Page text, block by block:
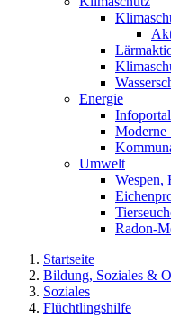
Energie
Moderne
Umwelt
Wespen,
Radon-
Startseite
Bildung, Soziales &
Soziales
Flüchtlingshilfe